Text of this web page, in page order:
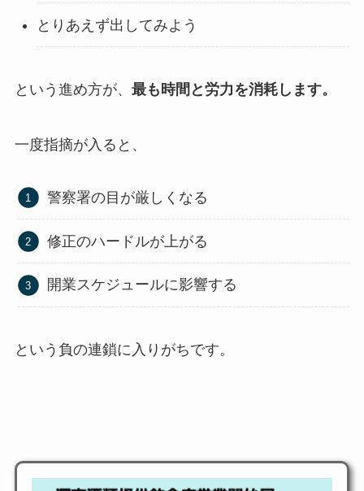
とりあえず出してみよう
という進め方が、 最も時間と労力を消耗します。
一度指摘が入ると、
警察署の目が厳しくなる
修正のハードルが上がる
開業スケジュールに影響する
という負の連鎖に入りがちです。